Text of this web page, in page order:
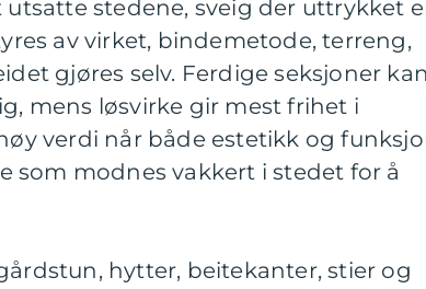
stedene, sveig der uttrykket
av virket, bindemetode, terreng,
gjøres selv. Ferdige seksjoner kan
mens løsvirke gir mest frihet i
verdi når både estetikk og
som modnes vakkert i stedet for å
hytter, beitekanter, stier og